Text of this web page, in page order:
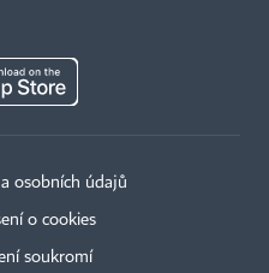
osobních údajů
o cookies
soukromí